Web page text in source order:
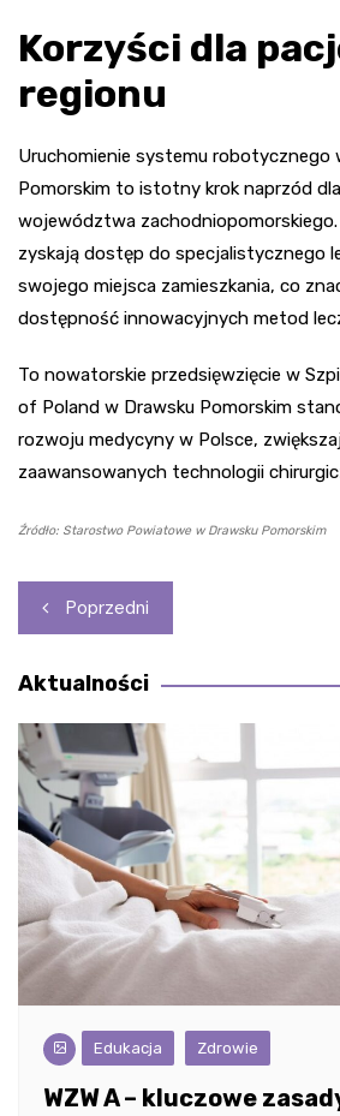
Korzyści dla
regionu
Uruchomienie systemu robotycznego
Pomorskim to istotny krok naprzód
województwa
zyskają dostęp do specjalistycznego
swojego miejsca zamieszkania, co
dostępność innowacyjnych metod
To nowatorskie przedsięwzięcie w
of Poland w Drawsku Pomorskim
rozwoju medycyny w Polsce,
zaawansowanych technologii
Źródło: Starostwo Powiatowe w Drawsku Pomorskim
Nawigacja
wpisu
Poprzedni
Aktualności
Edukacja Zdrowie
WZW A – kluczowe